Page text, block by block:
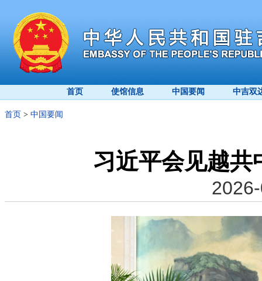
首页 使馆信息 中国要闻 中吉双
首页 > 中国要闻
习近平会见越共